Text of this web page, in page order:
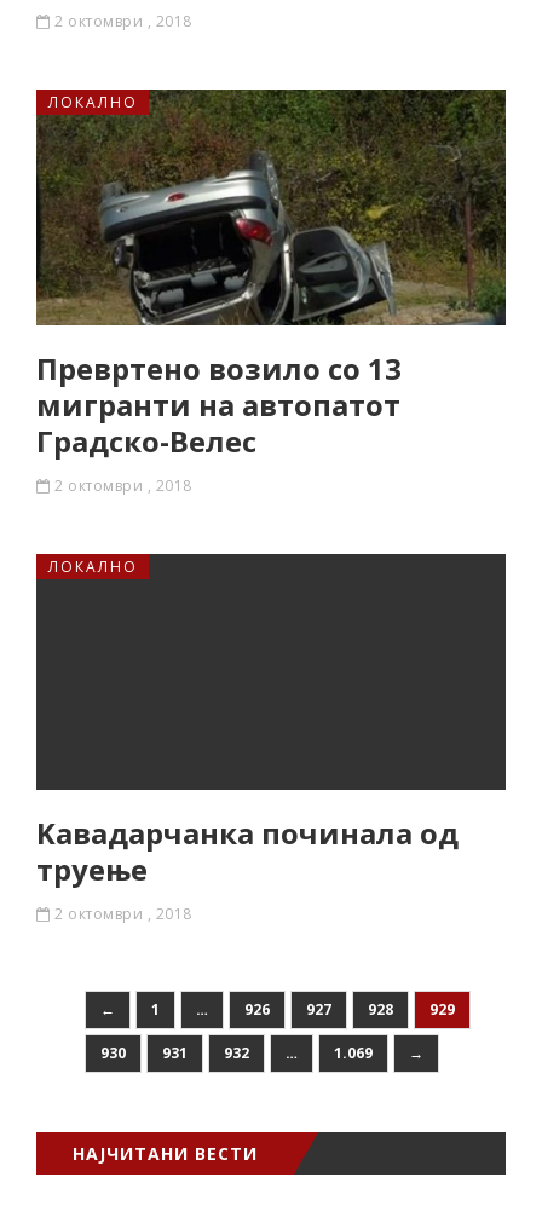
2 октомври , 2018
ЛОКАЛНО
Превртено возило со 13
мигранти на автопатот
Градско-Велес
2 октомври , 2018
ЛОКАЛНО
Kавадарчанка починала oд
труење
2 октомври , 2018
← 1 … 926 927 928 929
930 931 932 … 1.069 →
НАЈЧИТАНИ ВЕСТИ